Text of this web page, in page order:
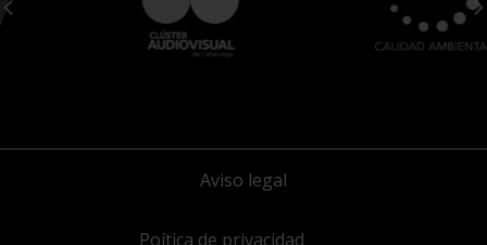
Aviso legal
Poítica de privacidad